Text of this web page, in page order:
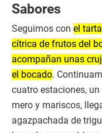
Sabores
Seguimos con el
cítrica de frutos del
acompañan unas
el bocado.
cuatro estaciones,
mero y mariscos,
agazpachada de